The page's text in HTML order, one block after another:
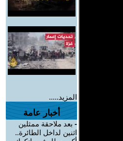
المزيد.....
أخبار عامة
- بعد ملاحقة ممثلين
اثنين لداخل الطائرة..